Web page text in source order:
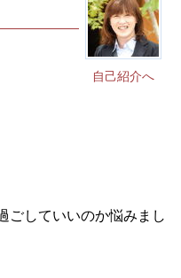
自己紹介へ
ごしていいのか悩みまし